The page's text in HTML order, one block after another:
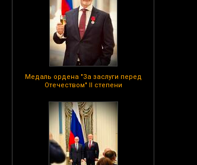
Медаль ордена "За заслуги перед
Отечеством" II степени